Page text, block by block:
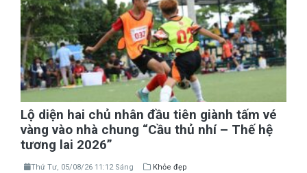
Lộ diện hai chủ nhân đầu tiên giành tấm vé
vàng vào nhà chung “Cầu thủ nhí – Thế hệ
tương lai 2026”
Thứ Tư, 05/08/26 11:12 Sáng Khỏe đẹp